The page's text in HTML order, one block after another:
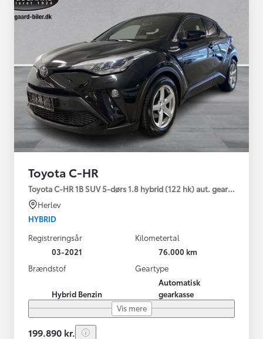
Toyota C-HR
Toyota C-HR 1B SUV 5-dørs 1.8 hybrid (122 hk) aut. gear C-LUB -
Herlev
HYBRID
Registreringsår
03-2021
Kilometertal
76.000 km
Brændstof
Hybrid Benzin
Geartype
Automatisk
gearkasse
Vis mere
199.890 kr.